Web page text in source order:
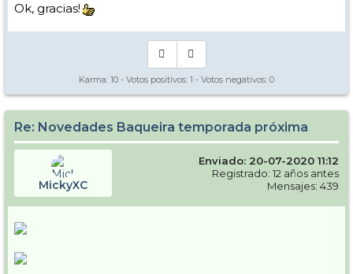
Ok, gracias!
Karma: 10 - Votos positivos: 1 - Votos negativos: 0
Re: Novedades Baqueira temporada próxima
MickyXC
Enviado: 20-07-2020 11:12
Registrado: 12 años antes
Mensajes: 439